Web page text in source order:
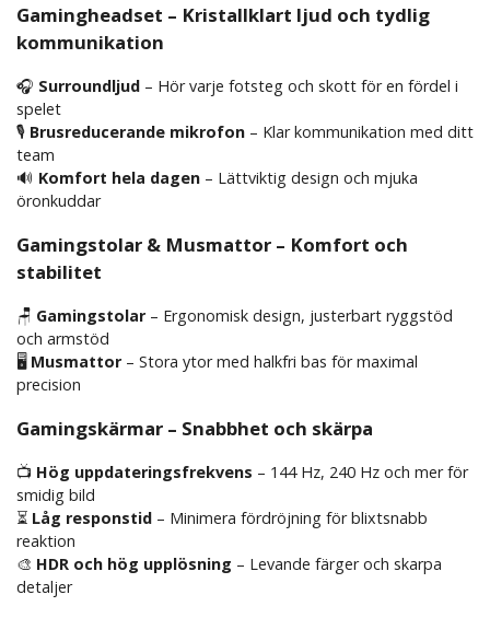
Gamingheadset – Kristallklart ljud och tydlig
kommunikation
🎧 Surroundljud – Hör varje fotsteg och skott för en fördel i
spelet
🎙 Brusreducerande mikrofon – Klar kommunikation med ditt
team
🔊 Komfort hela dagen – Lättviktig design och mjuka
öronkuddar
Gamingstolar & Musmattor – Komfort och
stabilitet
🪑 Gamingstolar– Ergonomisk design, justerbart ryggstöd
och armstöd
🖥 Musmattor– Stora ytor med halkfri bas för maximal
precision
Gamingskärmar – Snabbhet och skärpa
📺 Hög uppdateringsfrekvens – 144 Hz, 240 Hz och mer för
smidig bild
⏳ Låg responstid – Minimera fördröjning för blixtsnabb
reaktion
🎨 HDR och hög upplösning – Levande färger och skarpa
detaljer